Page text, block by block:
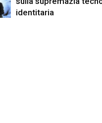
identitaria